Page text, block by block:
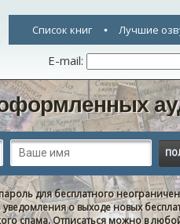
Список книг Лучшие
E-mail:
для бесплатного
о выходе новых
спама. Отписаться можно в